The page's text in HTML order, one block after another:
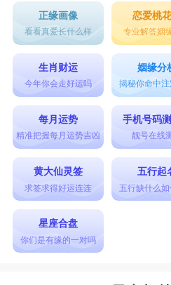
正缘画像
看看真爱长什么样
恋爱桃
专业解答姻
生肖财运
今年你会走好运吗
姻缘分
揭秘你命中
每月运势
精准把握每月运势吉凶
手机号码
靓号在线
黄大仙灵签
求签求得好运连连
五行起
五行缺什么
星座合盘
你们是有缘的一对吗